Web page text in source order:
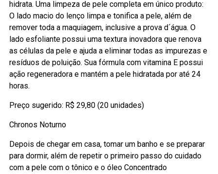
hidrata. Uma limpeza de pele completa em único produto:
O lado macio do lenço limpa e tonifica a pele, além de
remover toda a maquiagem, inclusive a prova d´água. O
lado esfoliante possui uma textura inovadora que renova
as células da pele e ajuda a eliminar todas as impurezas e
resíduos de poluição. Sua fórmula com vitamina E possui
ação regeneradora e mantém a pele hidratada por até 24
horas.
Preço sugerido: R$ 29,80 (20 unidades)
Chronos Noturno
Depois de chegar em casa, tomar um banho e se preparar
para dormir, além de repetir o primeiro passo do cuidado
com a pele com o tônico e o óleo Concentrado